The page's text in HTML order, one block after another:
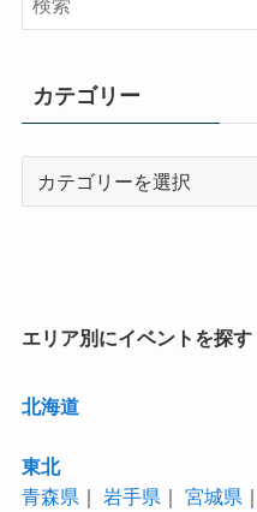
カテゴリー
エリア別にイベントを探す
北海道
東北
青森県 ｜ 岩手県 ｜ 宮城県 ｜